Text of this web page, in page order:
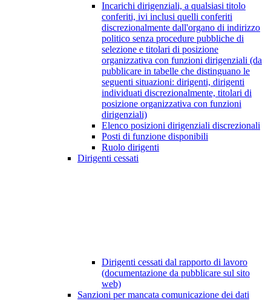
Incarichi dirigenziali, a qualsiasi titolo
conferiti, ivi inclusi quelli conferiti
discrezionalmente dall'organo di indirizzo
politico senza procedure pubbliche di
selezione e titolari di posizione
organizzativa con funzioni dirigenziali (da
pubblicare in tabelle che distinguano le
seguenti situazioni: dirigenti, dirigenti
individuati discrezionalmente, titolari di
posizione organizzativa con funzioni
dirigenziali)
Elenco posizioni dirigenziali discrezionali
Posti di funzione disponibili
Ruolo dirigenti
Dirigenti cessati
Dirigenti cessati dal rapporto di lavoro
(documentazione da pubblicare sul sito
web)
Sanzioni per mancata comunicazione dei dati